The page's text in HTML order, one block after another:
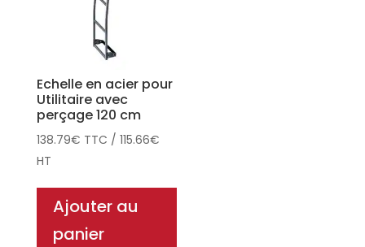
Echelle en acier pour
Utilitaire avec
perçage 120 cm
138.79€ TTC / 115.66€
HT
Ajouter au
panier